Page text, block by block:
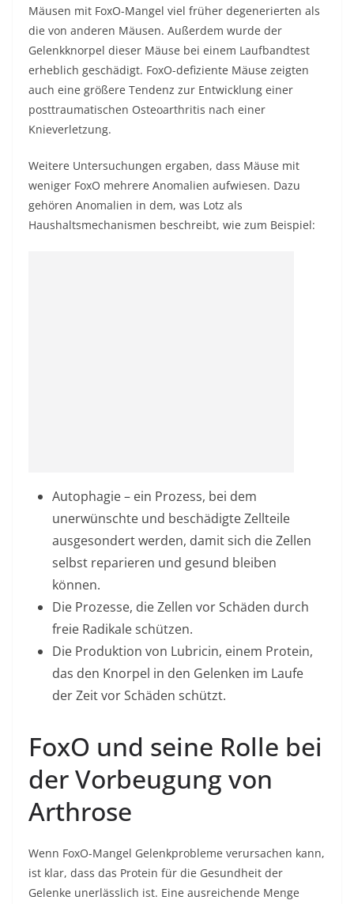
Mäusen mit FoxO-Mangel viel früher degenerierten als
die von anderen Mäusen. Außerdem wurde der
Gelenkknorpel dieser Mäuse bei einem Laufbandtest
erheblich geschädigt. FoxO-defiziente Mäuse zeigten
auch eine größere Tendenz zur Entwicklung einer
posttraumatischen Osteoarthritis nach einer
Knieverletzung.
Weitere Untersuchungen ergaben, dass Mäuse mit
weniger FoxO mehrere Anomalien aufwiesen. Dazu
gehören Anomalien in dem, was Lotz als
Haushaltsmechanismen beschreibt, wie zum Beispiel:
Autophagie – ein Prozess, bei dem
unerwünschte und beschädigte Zellteile
ausgesondert werden, damit sich die Zellen
selbst reparieren und gesund bleiben
können.
Die Prozesse, die Zellen vor Schäden durch
freie Radikale schützen.
Die Produktion von Lubricin, einem Protein,
das den Knorpel in den Gelenken im Laufe
der Zeit vor Schäden schützt.
FoxO und seine Rolle bei
der Vorbeugung von
Arthrose
Wenn FoxO-Mangel Gelenkprobleme verursachen kann,
ist klar, dass das Protein für die Gesundheit der
Gelenke unerlässlich ist. Eine ausreichende Menge